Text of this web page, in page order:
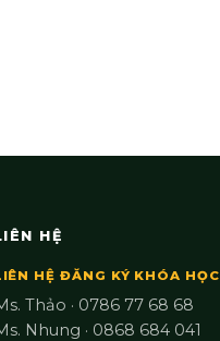
HỆ
HỆ ĐĂNG KÝ KHÓA HỌC
Thảo · 0786 77 68 68
Nhung · 0868 684 041